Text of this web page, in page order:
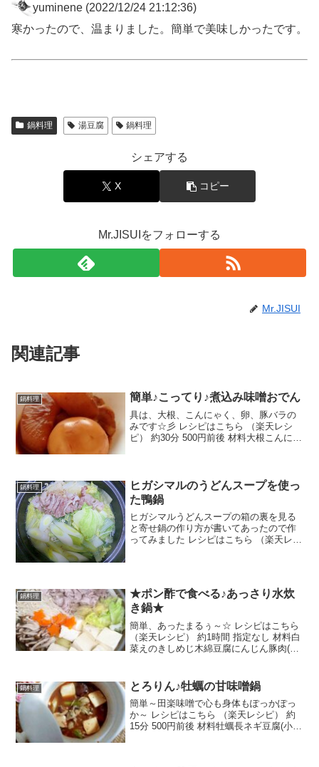
yuminene (2022/12/24 21:12:36)
寒かったので、温まりました。簡単で美味しかったです。
鍋料理 湯豆腐 鍋料理
シェアする
X コピー
Mr.JISUIをフォローする
Mr.JISUI
関連記事
鍋料理 簡単♪こってり♪煮込み味噌おでん
具は、大根、こんにゃく、卵、豚バラの
みです☆彡 レシピはこちら （楽天レシ
ピ） 約30分 500円前後 材料大根こんにゃ
鍋料理
ヒガシマルのうどんスープを使っ
た鴨鍋
ヒガシマルうどんスープの箱の裏を見る
と寄せ鍋の作り方が書いてあったので作
ってみました レシピはこちら （楽天レシ
鍋料理
★ポン酢で食べる♪あっさり水炊
き鍋★
簡単、あったまるぅ～☆ レシピはこちら
（楽天レシピ） 約1時間 指定なし 材料白
菜えのきしめじ木綿豆腐にんじん豚肉(し
鍋料理 とろりん♪牡蠣の甘味噌鍋
簡単～田楽味噌で心も身体もぽっかぽっ
か～ レシピはこちら （楽天レシピ） 約
15分 500円前後 材料牡蠣長ネギ豆腐(小）